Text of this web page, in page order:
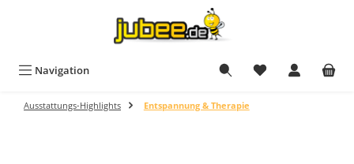
Navigation Du hast 0
Ausstattungs-Highlights Entspannung & Therapie